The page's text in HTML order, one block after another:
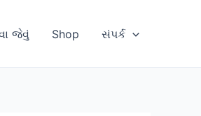
જેવું Shop સંપર્ક